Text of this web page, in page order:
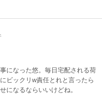
になった悠。毎日宅配される荷
ビックリw責任とれと言ったら
になるならいいけどね。